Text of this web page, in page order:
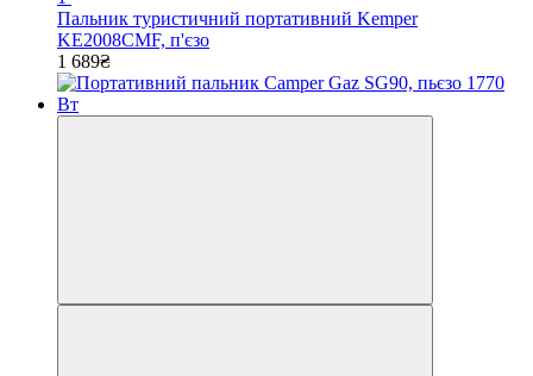
Пальник туристичний портативний Kemper
KE2008CMF, п'єзо
1 689₴